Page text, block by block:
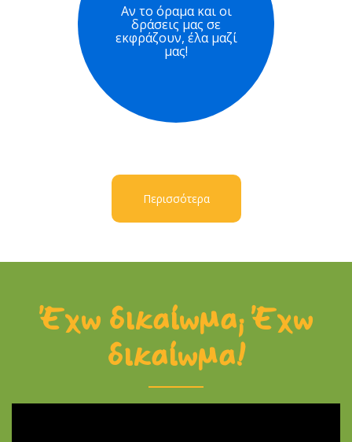
Αν το όραμα και οι
δράσεις μας σε
εκφράζουν, έλα μαζί
μας!
Περισσότερα
Έχω δικαίωμα; Έχω
δικαίωμα!